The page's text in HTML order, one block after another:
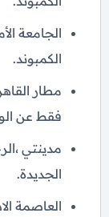
الجامعة
الكمبوند.
فقط عن
مدينتي
الجديدة.
العاصمة